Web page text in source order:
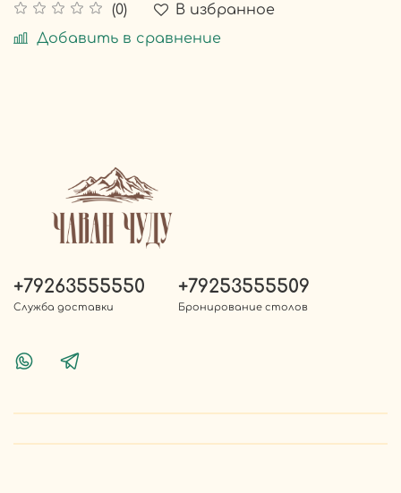
(0)
В избранное
Добавить в сравнение
+79263555550
Служба доставки
+79253555509
Бронирование столов